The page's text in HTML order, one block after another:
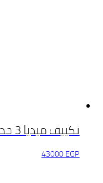
تكييف ميديا 3 حصان بارد انفرتر إكوماستر
43000EGP